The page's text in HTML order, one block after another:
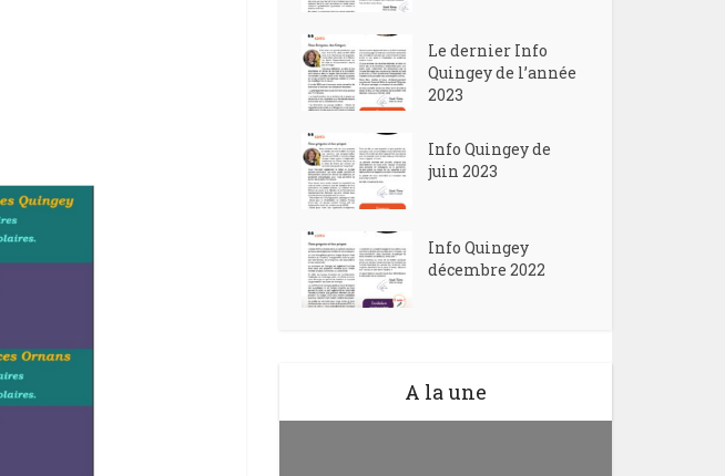
Le dernier Info
Quingey de l’année
2023
Info Quingey de
juin 2023
Info Quingey
décembre 2022
A la une